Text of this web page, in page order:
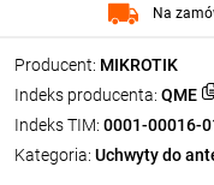
Producent: MIKROTIK
Indeks producenta: QME
Indeks TIM: 0001-00016-
Kategoria: Uchwyty do
Na